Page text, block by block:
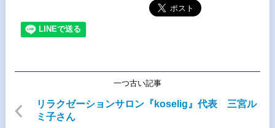
一つ古い記事
リラクゼーションサロン『koselig』代表 三宮ル
ミ子さん